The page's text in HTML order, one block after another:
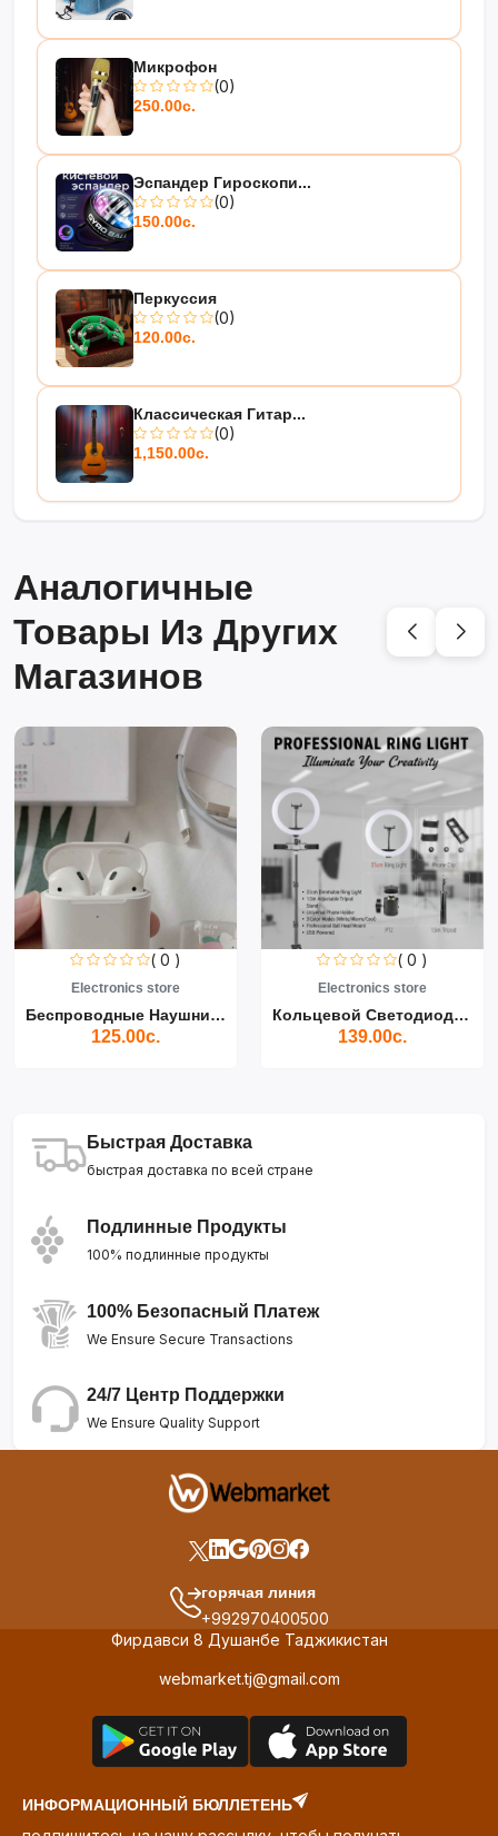
Микрофон
(0)
250.00с.
Эспандер Гироскопи...
(0)
150.00с.
Перкуссия
(0)
120.00с.
Классическая Гитар...
(0)
1,150.00с.
Аналогичные
Товары Из Других
Магазинов
( 0 )
Electronics store
Беспроводные Наушники Air...
125.00с.
( 0 )
Electronics store
Кольцевой Светодиодный Св...
139.00с.
Быстрая Доставка
быстрая доставка по всей стране
Подлинные Продукты
100% подлинные продукты
100% Безопасный Платеж
We Ensure Secure Transactions
24/7 Центр Поддержки
We Ensure Quality Support
горячая линия
+992970400500
Фирдавси 8 Душанбе Таджикистан
webmarket.tj@gmail.com
ИНФОРМАЦИОННЫЙ БЮЛЛЕТЕНЬ